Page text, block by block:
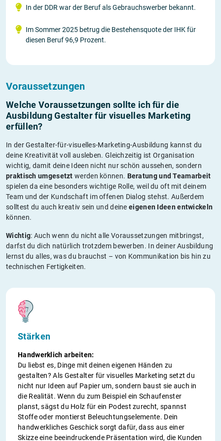
In der DDR war der Beruf als Gebrauchswerber bekannt.
Im Sommer 2025 betrug die Bestehensquote der IHK für
diesen Beruf 96,9 Prozent.
Voraussetzungen
Welche Voraussetzungen sollte ich für die
Ausbildung Gestalter für visuelles Marketing
erfüllen?
In der Gestalter-für-visuelles-Marketing-Ausbildung kannst du
deine Kreativität voll ausleben. Gleichzeitig ist Organisation
wichtig, damit deine Ideen nicht nur schön aussehen, sondern
praktisch umgesetzt werden können. Beratung und Teamarbeit
spielen da eine besonders wichtige Rolle, weil du oft mit deinem
Team und der Kundschaft im offenen Dialog stehst. Außerdem
solltest du auch kreativ sein und deineeigenen Ideen entwickeln
können.
Wichtig: Auch wenn du nicht alle Voraussetzungen mitbringst,
darfst du dich natürlich trotzdem bewerben. In deiner Ausbildung
lernst du alles, was du brauchst – von Kommunikation bis hin zu
technischen Fertigkeiten.
Stärken
Handwerklich arbeiten:
Du liebst es, Dinge mit deinen eigenen Händen zu
gestalten? Als Gestalter für visuelles Marketing setzt du
nicht nur Ideen auf Papier um, sondern baust sie auch in
die Realität. Wenn du zum Beispiel ein Schaufenster
planst, sägst du Holz für ein Podest zurecht, spannst
Stoffe oder montierst Beleuchtungselemente. Dein
handwerkliches Geschick sorgt dafür, dass aus einer
Skizze eine beeindruckende Präsentation wird, die Kunden